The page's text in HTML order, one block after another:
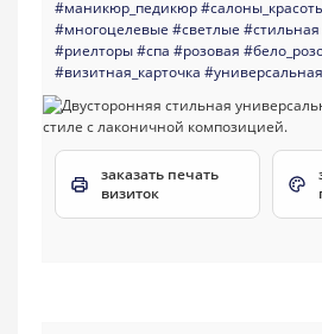
#маникюр_педикюр
#многоцелевые #светлые #стильная
#риелторы#спа #розовая
#визитная_карточка #универсальная
заказать печать
визиток